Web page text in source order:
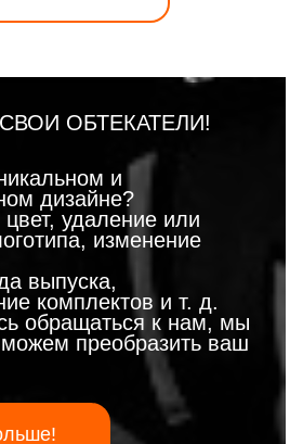
ОБТЕКАТЕЛИ!
и
дизайне?
удаление или
изменение
выпуска,
комплектов и т. д.
обращаться к нам, мы
преобразить ваш